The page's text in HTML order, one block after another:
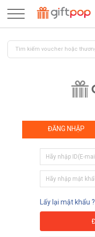
ĐĂNG NHẬP
Lấy lại mật khẩu ?